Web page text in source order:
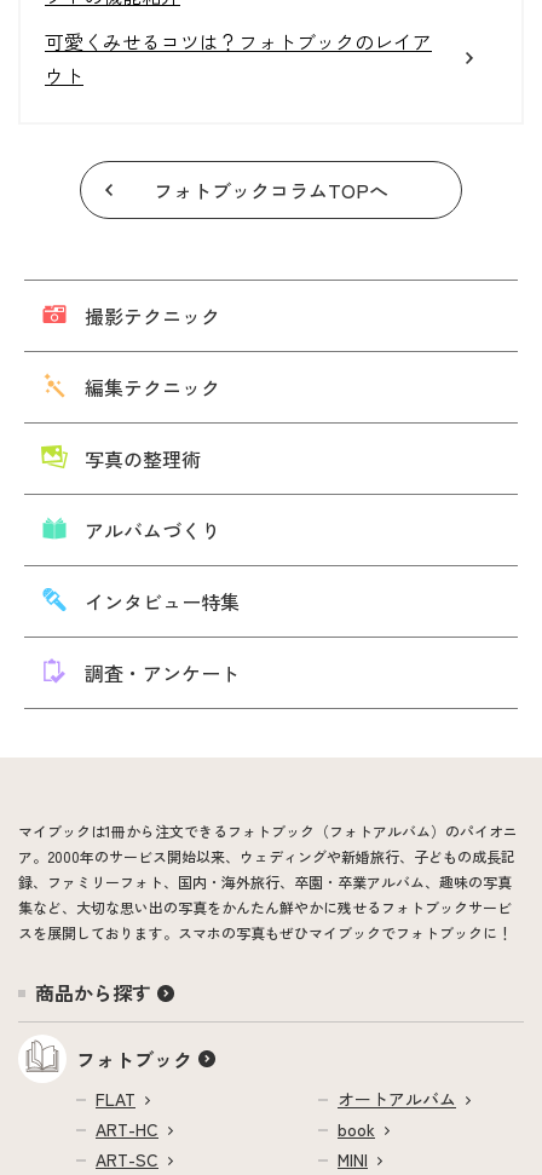
可愛くみせるコツは？フォトブックのレイア
ウト
フォトブックコラムTOPへ
撮影テクニック
編集テクニック
写真の整理術
アルバムづくり
インタビュー特集
調査・アンケート
マイブックは1冊から注文できるフォトブック（フォトアルバム）のパイオニ
ア。2000年のサービス開始以来、ウェディングや新婚旅行、子どもの成長記
録、ファミリーフォト、国内・海外旅行、卒園・卒業アルバム、趣味の写真
集など、大切な思い出の写真をかんたん鮮やかに残せるフォトブックサービ
スを展開しております。スマホの写真もぜひマイブックでフォトブックに！
商品から探す
フォトブック
FLAT
ART-HC
ART-SC
オートアルバム
book
MINI